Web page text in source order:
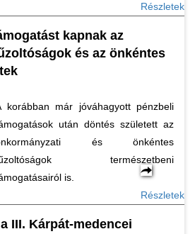
Részletek
kapnak az
és az önkéntes
korábban már jóváhagyott pénzbeli
után döntés született az
és önkéntes
természetbeni
is.
Részletek
III. Kárpát-medencei